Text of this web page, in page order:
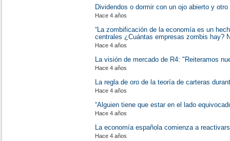
Dividendos o dormir con un ojo abierto y
Hace 4 años
“La zombificación de la economía es un
centrales ¿Cuántas empresas zombis hay?
Hace 4 años
La visión de mercado de R4: "Reiteramos
Hace 4 años
La regla de oro de la teoría de carteras
Hace 4 años
“Alguien tiene que estar en el lado
Hace 4 años
La economía española comienza a
Hace 4 años